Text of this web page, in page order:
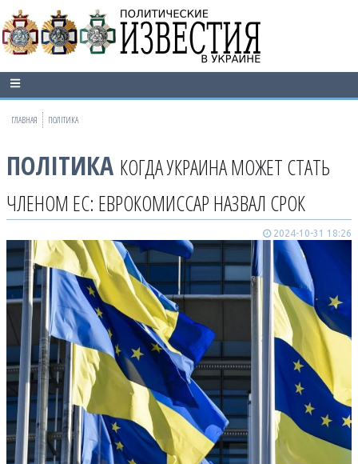
ГЛАВНАЯ ПОЛІТИКА
ПОЛІТИКА КОГДА УКРАИНА МОЖЕТ СТАТЬ
ЧЛЕНОМ ЕС: ЕВРОКОМИССАР НАЗВАЛ СРОК
2024-10-31 18:26